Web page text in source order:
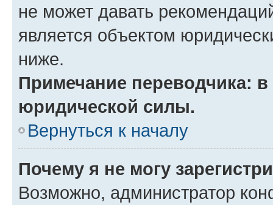
не может давать
является объектом
ниже.
Примечание переводчика:
юридической силы.
Вернуться к началу
Почему я не могу
Возможно, администратор